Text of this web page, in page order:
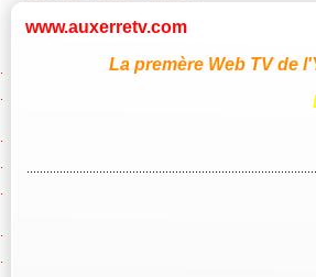
www.auxerretv.com
La premère Web TV de
La une